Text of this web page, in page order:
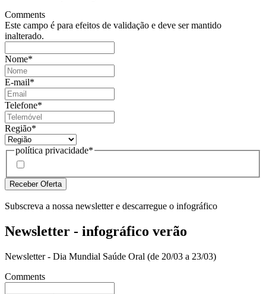
Comments
Este campo é para efeitos de validação e deve ser mantido
inalterado.
Nome*
E-mail*
Telefone*
Região*
política privacidade*
Subscreva a nossa newsletter e descarregue o infográfico
Newsletter - infográfico verão
Newsletter - Dia Mundial Saúde Oral (de 20/03 a 23/03)
Comments